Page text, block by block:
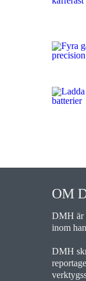
OM
DMH är
inom
DMH